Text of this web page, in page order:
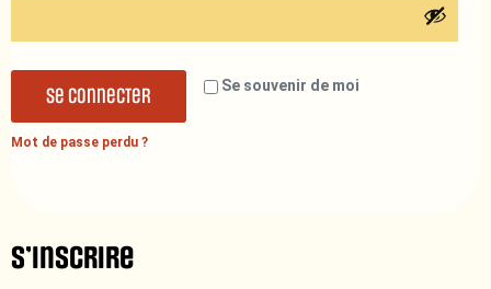
Se souvenir de moi
Se connecter
Mot de passe perdu ?
S’inscrire